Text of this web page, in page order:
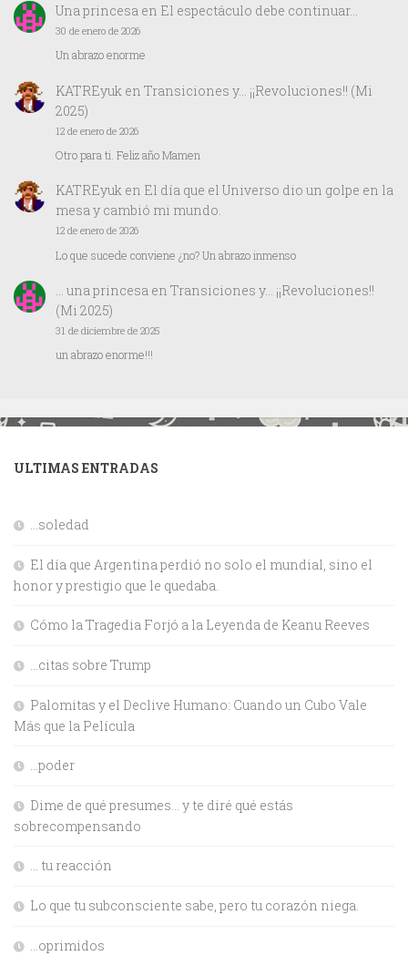
Una princesaen El espectáculo debe continuar…
30 de enero de 2026
Un abrazo enorme
KATREyuk en Transiciones y… ¡¡Revoluciones!! (Mi
2025)
12 de enero de 2026
Otro para ti. Feliz año Mamen
KATREyuken El día que el Universo dio un golpe en la
mesa y cambió mi mundo.
12 de enero de 2026
Lo que sucede conviene ¿no? Un abrazo inmenso
… una princesaen Transiciones y… ¡¡Revoluciones!!
(Mi 2025)
31 de diciembre de 2025
un abrazo enorme!!!
ULTIMAS ENTRADAS
…soledad
El día que Argentina perdió no solo el mundial, sino el
honor y prestigio que le quedaba.
Cómo la Tragedia Forjó a la Leyenda de Keanu Reeves
…citas sobre Trump
Palomitas y el Declive Humano: Cuando un Cubo Vale
Más que la Película
…poder
Dime de qué presumes… y te diré qué estás
sobrecompensando
… tu reacción
Lo que tu subconsciente sabe, pero tu corazón niega.
…oprimidos